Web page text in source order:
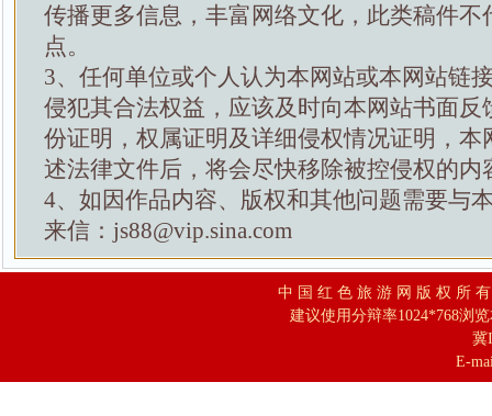
传播更多信息，丰富网络文化，此类稿件不
点。
3、任何单位或个人认为本网站或本网站链
侵犯其合法权益，应该及时向本网站书面反
份证明，权属证明及详细侵权情况证明，本
述法律文件后，将会尽快移除被控侵权的内
4、如因作品内容、版权和其他问题需要与
来信：js88@vip.sina.com
中 国 红 色 旅 游 网 版 权 所
建议使用分辩率1024*768浏
冀
E-